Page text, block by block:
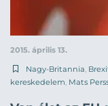
2015. április 13.
Nagy-Britannia,
kereskedelem, Mats